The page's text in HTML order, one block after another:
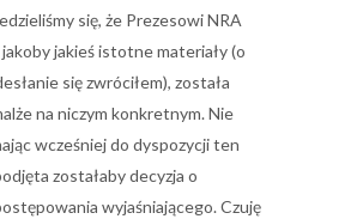
się, że Prezesowi NRA
jakieś istotne materiały (o
się zwróciłem), została
na niczym konkretnym. Nie
wcześniej do dyspozycji ten
zostałaby decyzja o
wyjaśniającego. Czuję